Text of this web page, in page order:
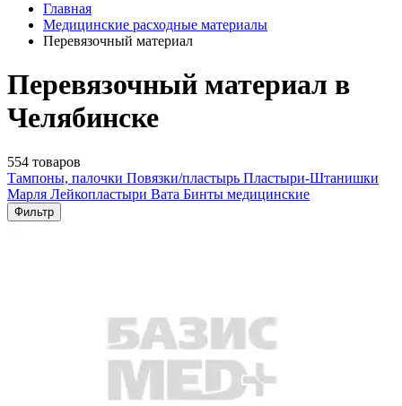
Главная
Медицинские расходные материалы
Перевязочный материал
Перевязочный материал в
Челябинске
554 товаров
Тампоны, палочки Повязки/пластырь Пластыри-Штанишки
Марля Лейкопластыри Вата Бинты медицинские
Фильтр